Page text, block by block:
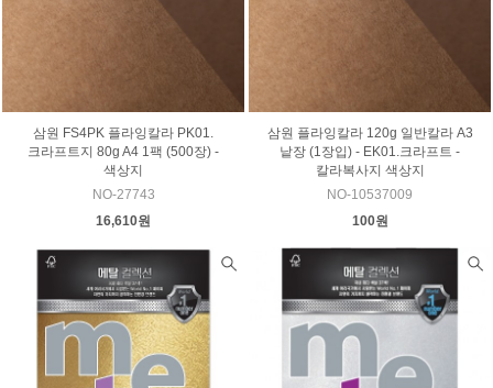
삼원 FS4PK 플라잉칼라 PK01.
크라프트지 80g A4 1팩 (500장) -
색상지
NO-27743
16,610원
삼원 플라잉칼라 120g 일반칼라 A3
낱장 (1장입) - EK01.크라프트 -
칼라복사지 색상지
NO-10537009
100원